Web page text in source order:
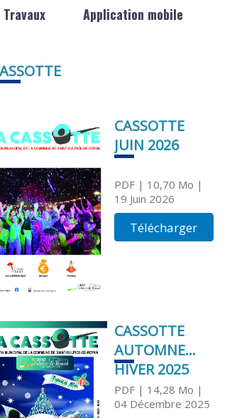
Travaux Application mobile
CASSOTTE
JUIN 2026
PDF| 10,70 Mo |
19 Juin 2026
Télécharger
CASSOTTE
AUTOMNE
HIVER 2025
PDF| 14,28 Mo |
04 Décembre 2025